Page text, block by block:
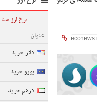
نرخ ارز سنا
عنوان
دلار خرید
یورو خرید
درهم خرید